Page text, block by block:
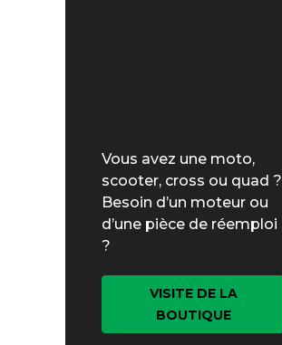
Vous avez une moto,
scooter, cross ou quad ?
Besoin d’un moteur ou
d’une pièce de réemploi
?
VISITE DE LA
BOUTIQUE